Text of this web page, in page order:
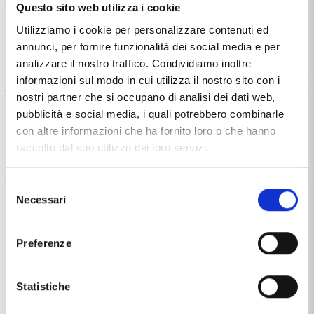
Questo sito web utilizza i cookie
Utilizziamo i cookie per personalizzare contenuti ed
annunci, per fornire funzionalità dei social media e per
analizzare il nostro traffico. Condividiamo inoltre
informazioni sul modo in cui utilizza il nostro sito con i
nostri partner che si occupano di analisi dei dati web,
pubblicità e social media, i quali potrebbero combinarle
con altre informazioni che ha fornito loro o che hanno
raccolto dal suo utilizzo dei loro servizi.
delNecessari
Preferenze
Statistiche
viaggio (€ 30,00 ) -Vedi prodotto
Astuccio Porta Orologi in pelle 4 posti custodia da
viaggio (€ 40,00 ) -
Vedi prodotto
Seleziona il prodotto per aggiungerlo al tuo acquisto